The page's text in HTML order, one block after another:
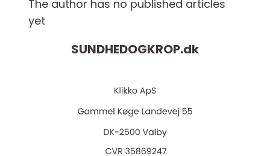
The author has no published articles
yet
SUNDHEDOGKROP.dk